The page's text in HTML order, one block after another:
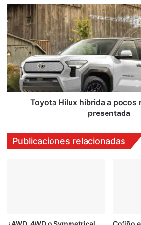
Toyota
Hilux
híbrida
a
pocos
meses
de
ser
presentada
Toyota Hilux híbrida a pocos
presentada
Publicaciones relacionadas